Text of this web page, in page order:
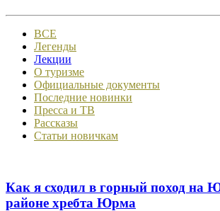
ВСЕ
Легенды
Лекции
О туризме
Официальные документы
Последние новинки
Пресса и ТВ
Рассказы
Статьи новичкам
Как я сходил в горный поход на
районе хребта Юрма